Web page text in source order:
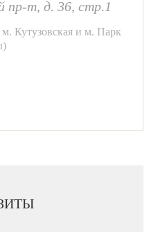
пр-т, д. 36, стр.1
Кутузовская и м. Парк